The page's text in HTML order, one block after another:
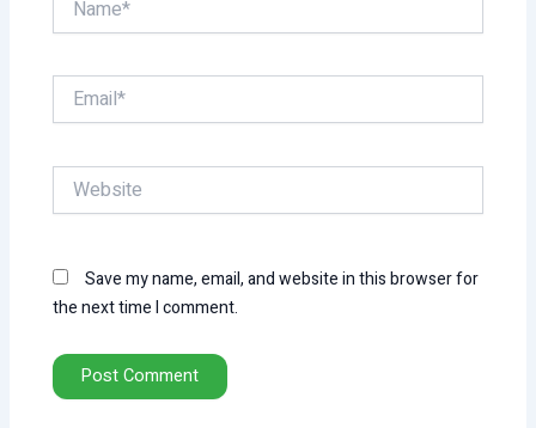
Email*
Website
Save my name, email, and website in this browser for
the next time I comment.